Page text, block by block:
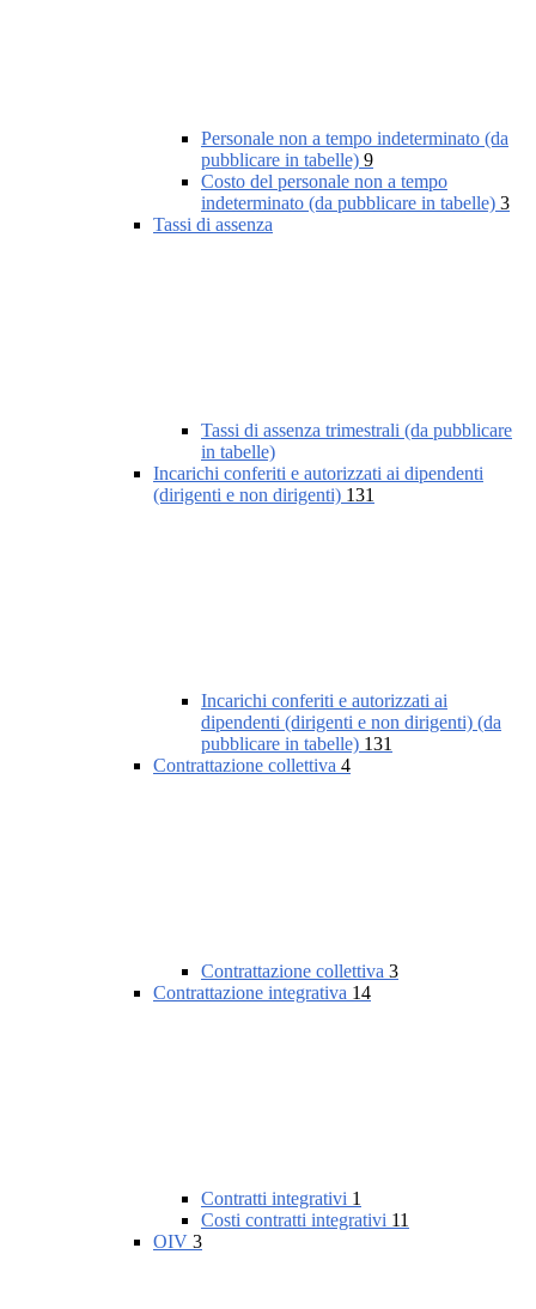
Personale non a tempo indeterminato (da
pubblicare in tabelle) 9
Costo del personale non a tempo
indeterminato (da pubblicare in tabelle) 3
Tassi di assenza
Tassi di assenza trimestrali (da pubblicare
in tabelle)
Incarichi conferiti e autorizzati ai dipendenti
(dirigenti e non dirigenti) 131
Incarichi conferiti e autorizzati ai
dipendenti (dirigenti e non dirigenti) (da
pubblicare in tabelle) 131
Contrattazione collettiva 4
Contrattazione collettiva 3
Contrattazione integrativa 14
Contratti integrativi 1
Costi contratti integrativi 11
OIV 3